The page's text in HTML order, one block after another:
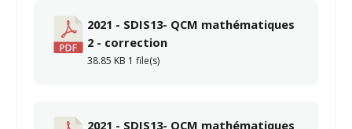
2021 - SDIS13- QCM mathématiques
2 - correction
38.85 KB 1 file(s)
2021 - SDIS13- QCM mathématiques